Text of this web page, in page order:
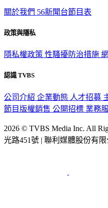
關於我們 56新聞台節目表
政策與隱私
隱私權政策 性騷擾防治措施
認識 TVBS
公司介紹 企業動態 人才招募
節目版權銷售 公開招標 業務
2026 © TVBS Media Inc. All
光路451號 | 聯利媒體股份有限